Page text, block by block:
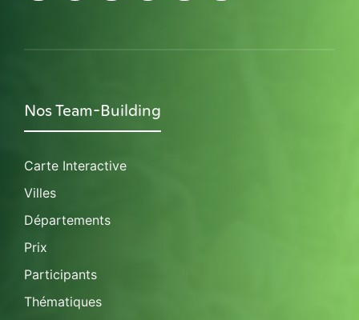
Nos Team-Building
Carte Interactive
Villes
Départements
Prix
Participants
Thématiques